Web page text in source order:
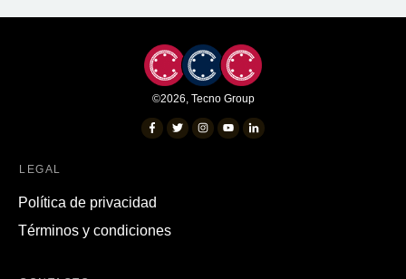
©2026 Tecno Group
LEGAL
Política de privacidad
Términos y condiciones